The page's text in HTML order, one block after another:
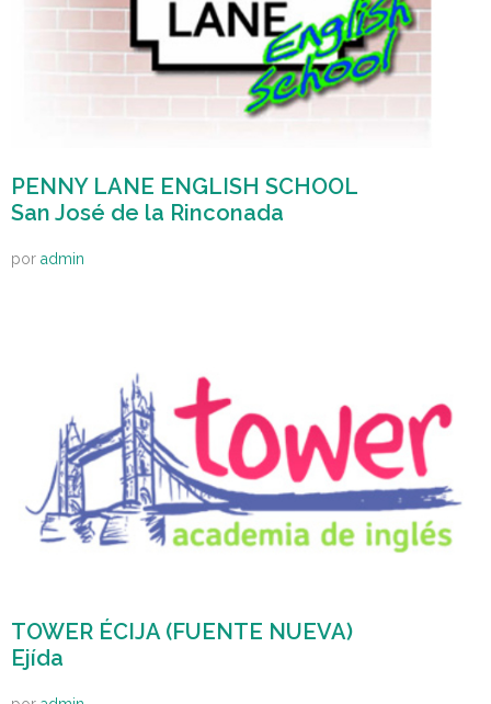
PENNY LANE ENGLISH SCHOOL
San José de la Rinconada
por admin
TOWER ÉCIJA (FUENTE NUEVA)
Ejída